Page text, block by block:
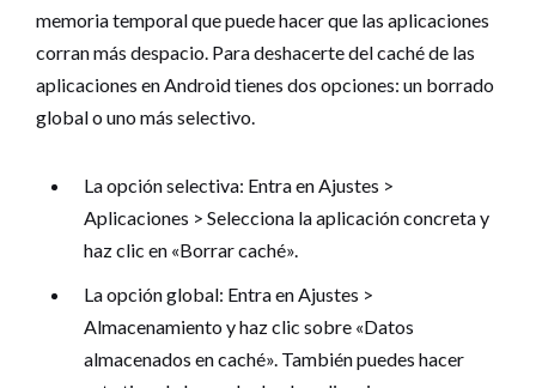
memoria temporal que puede hacer que las aplicaciones
corran más despacio. Para deshacerte del caché de las
aplicaciones en Android tienes dos opciones: un borrado
global o uno más selectivo.
La opción selectiva: Entra en Ajustes >
Aplicaciones > Selecciona la aplicación concreta y
haz clic en «Borrar caché».
La opción global: Entra en Ajustes >
Almacenamiento y haz clic sobre «Datos
almacenados en caché». También puedes hacer